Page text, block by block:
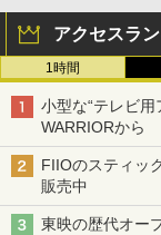
アクセスラ
1時間
小型な“テレビ
WARRIORから
FIIOのスティッ
販売中
東映の歴代オー